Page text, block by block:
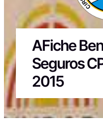
AFiche
Seguros
2015